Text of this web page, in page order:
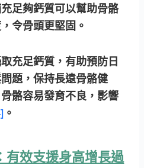
足夠鈣質可以幫助骨骼
令骨頭更堅固。
充足鈣質，有助預防日
題，保持長遠骨骼健
骼容易發育不良，影響
。
有效支援身高增長過